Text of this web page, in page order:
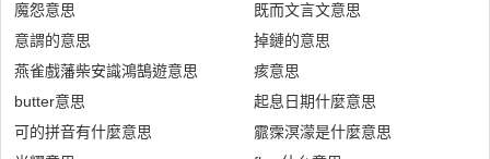
魔怨意思
意謂的意思
燕雀戲藩柴安識鴻鵠遊意思
butter意思
可的拼音有什麼意思
既而文言文意思
掉鏈的意思
痎意思
起息日期什麼意思
霢霂溟濛是什麼意思